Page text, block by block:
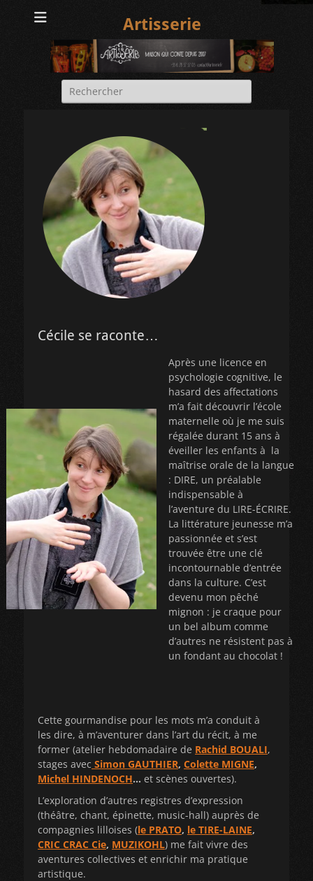
Artisserie
Rechercher :
Cécile se raconte…
Après une licence en
psychologie cognitive, le
hasard des affectations
m’a fait découvrir l’école
maternelle où je me suis
régalée durant 15 ans à
éveiller les enfants à la
maîtrise orale de la langue
: DIRE, un préalable
indispensable à
l’aventure du LIRE-ÉCRIRE.
La littérature jeunesse m’a
passionnée et s’est
trouvée être une clé
incontournable d’entrée
dans la culture. C’est
devenu mon pêché
mignon : je craque pour
un bel album comme
d’autres ne résistent pas à
un fondant au chocolat !
Cette gourmandise pour les mots m’a conduit à
les dire, à m’aventurer dans l’art du récit, à me
former (atelier hebdomadaire de Rachid BOUALI,
stages avec Simon GAUTHIER, Colette MIGNE,
Michel HINDENOCH… et scènes ouvertes).
L’exploration d’autres registres d’expression
(théâtre, chant, épinette, music-hall) auprès de
compagnies lilloises (le PRATO, le TIRE-LAINE,
CRIC CRAC Cie, MUZIKOHL) me fait vivre des
aventures collectives et enrichir ma pratique
artistique.